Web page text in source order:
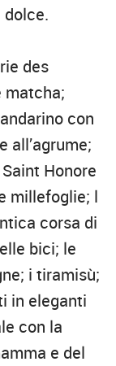
des
matcha;
con
all’agrume;
Honore
millefoglie; l
corsa di
bici; le
i tiramisù;
in eleganti
con la
e del